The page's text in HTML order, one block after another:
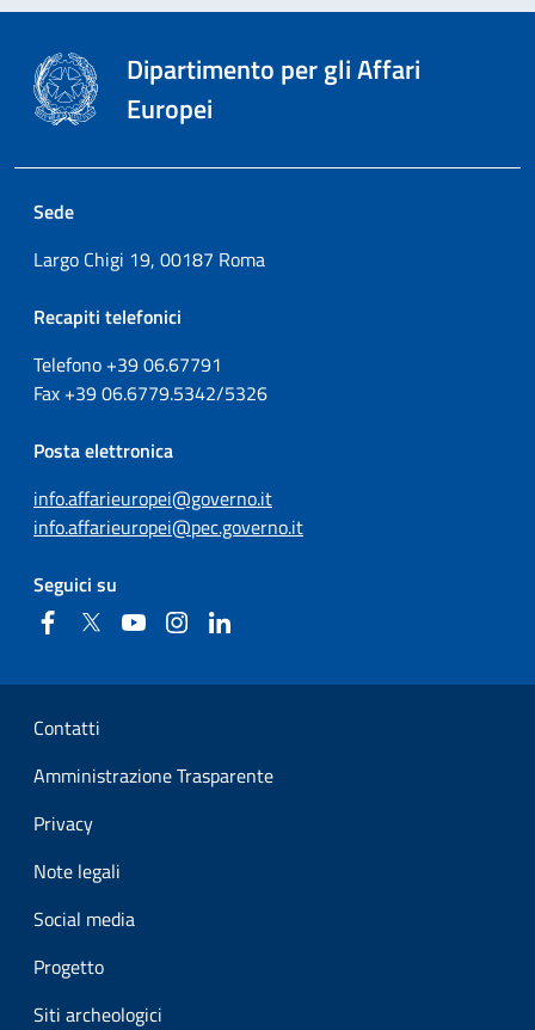
Dipartimento per gli Affari
Europei
Sede
Largo Chigi 19, 00187 Roma
Recapiti telefonici
Telefono +3906.67791
Fax +3906.6779.5342/5326
Posta elettronica
info.affarieuropei@governo.it
info.affarieuropei@pec.governo.it
Seguici su
FacebookTwitter YouTubeInstagram
Sezione Link Utili
Contatti
Amministrazione Trasparente
Privacy
Note legali
Social media
Progetto
Siti archeologici